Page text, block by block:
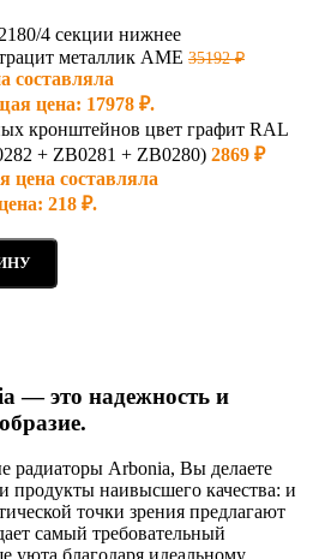
4 секции нижнее
металлик AME 35192₽
составляла
цена: 17978 ₽.
кронштейнов цвет графит RAL
+ ZB0281 + ZB0280) 2869 ₽
цена составляла
218 ₽.
— это надежность и
радиаторы Arbonia, Вы делаете
наивысшего качества: и
точки зрения предлагают
самый требовательный